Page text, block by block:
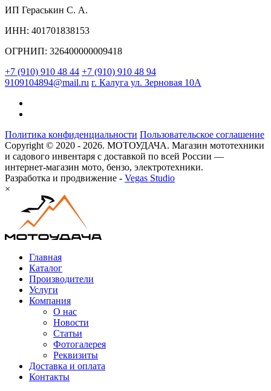
ИП Гераськин С. А.
ИНН: 401701838153
ОГРНИП: 326400000009418
+7 (910) 910 48 44 +7 (910) 910 48 94
9109104894@mail.ru г. Калуга ул. Зерновая 10А
Политика конфиденциальности Пользовательское соглашение
Copyright © 2020 - 2026. МОТОУДАЧА. Магазин мототехники
и садового инвентаря с доставкой по всей России —
интернет-магазин мото, бензо, электротехники.
Разработка и продвижение - Vegas Studio
×
Главная
Каталог
Производители
Услуги
Компания
О нас
Новости
Статьи
Фотогалерея
Реквизиты
Доставка и оплата
Контакты